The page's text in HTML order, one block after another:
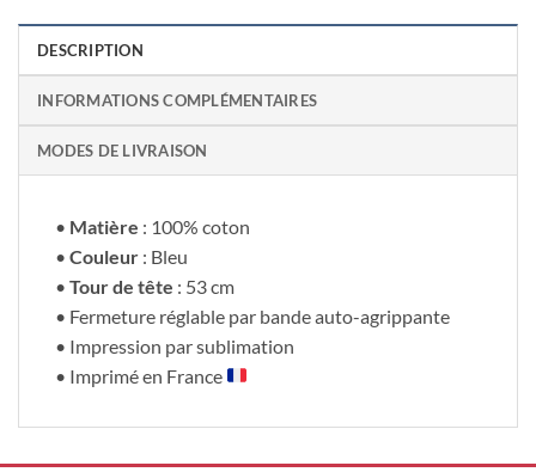
DESCRIPTION
INFORMATIONS COMPLÉMENTAIRES
MODES DE LIVRAISON
• Matière : 100% coton
• Couleur : Bleu
• Tour de tête : 53 cm
• Fermeture réglable par bande auto-agrippante
• Impression par sublimation
• Imprimé en France